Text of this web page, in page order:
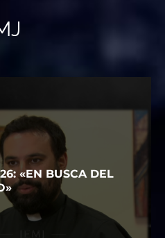
«EN BUSCA DEL